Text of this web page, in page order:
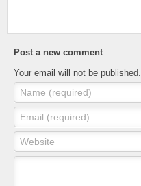
Post a new comment
Your email will not be published.
Name (required)
Email (required)
Website